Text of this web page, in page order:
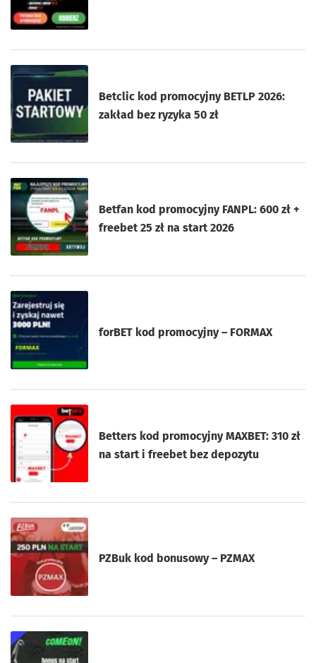
Betclic kod promocyjny BETLP 2026:
zakład bez ryzyka 50 zł
Betfan kod promocyjny FANPL: 600 zł +
freebet 25 zł na start 2026
forBET kod promocyjny – FORMAX
Betters kod promocyjny MAXBET: 310 zł
na start i freebet bez depozytu
PZBuk kod bonusowy – PZMAX